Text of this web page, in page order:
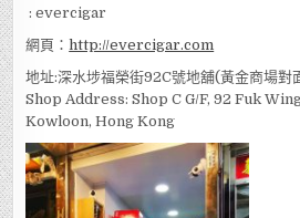
: evercigar
網頁：http://evercigar.com
地址:深水埗福榮街92C號地舖(黃金商場
Shop Address: Shop C G/F, 92 Fuk
Kowloon, Hong Kong